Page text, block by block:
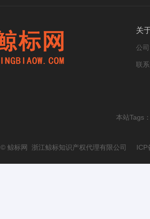
关
公
联
本站Tags
© 鲸标网 浙江鲸标知识产权代理有限公司 ICP